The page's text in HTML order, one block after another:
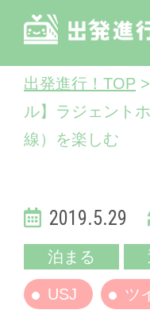
出発進行！TOP >
ル】ラジェント
線）を楽しむ
2019.5.29
泊まる
USJ ツ